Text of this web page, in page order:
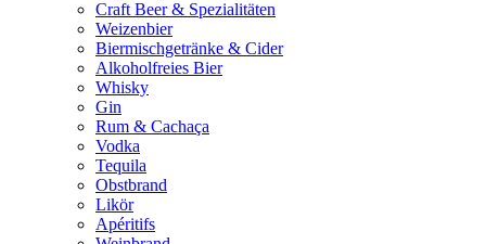
Craft Beer & Spezialitäten
Weizenbier
Biermischgetränke & Cider
Alkoholfreies Bier
Whisky
Gin
Rum & Cachaça
Vodka
Tequila
Obstbrand
Likör
Apéritifs